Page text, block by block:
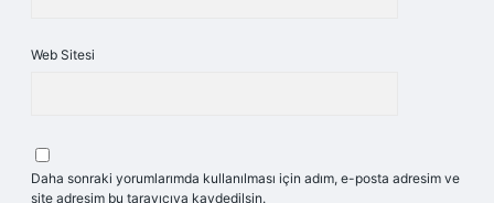
Web Sitesi
Daha sonraki yorumlarımda kullanılması için adım, e-posta adresim ve
site adresim bu tarayıcıya kaydedilsin.